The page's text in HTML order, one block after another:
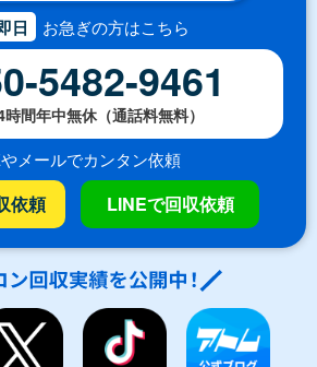
日 お急ぎの方はこちら
5482-9461
間年中無休（通話料無料）
メールでカンタン依頼
依頼 LINEで回収依頼